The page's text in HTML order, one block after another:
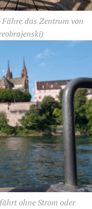
das Zentrum von
ohne Strom oder